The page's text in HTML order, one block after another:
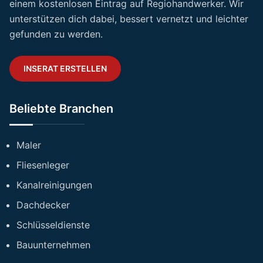
einem kostenlosen Eintrag auf Regiohandwerker. Wir
unterstützen dich dabei, bessert vernetzt und leichter
gefunden zu werden.
INSERAT ERSTELLEN
Beliebte Branchen
Maler
Fliesenleger
Kanalreinigungen
Dachdecker
Schlüsseldienste
Bauunternehmen